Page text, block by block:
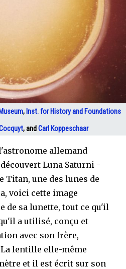
, Inst. for History and Foundations
, and Carl Koppeschaar
l'astronome allemand
Luna Saturni -
Titan, une des lunes de
voici cette image
sa lunette, tout ce qu'il
a utilisé, conçu et
avec son frère,
lentille elle-même
et il est écrit sur son